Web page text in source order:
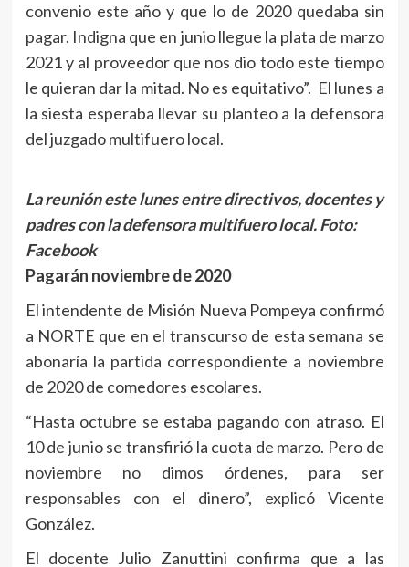
convenio este año y que lo de 2020 quedaba sin
pagar. Indigna que en junio llegue la plata de marzo
2021 y al proveedor que nos dio todo este tiempo
le quieran dar la mitad. No es equitativo”. El lunes a
la siesta esperaba llevar su planteo a la defensora
del juzgado multifuero local.
La reunión este lunes entre directivos, docentes y
padres con la defensora multifuero local.Foto:
Facebook
Pagarán noviembre de 2020
El intendente de Misión Nueva Pompeya confirmó
a NORTE que en el transcurso de esta semana se
abonaría la partida correspondiente a noviembre
de 2020 de comedores escolares.
“Hasta octubre se estaba pagando con atraso. El
10 de junio se transfirió la cuota de marzo. Pero de
noviembre no dimos órdenes, para ser
responsables con el dinero”, explicó Vicente
González.
El docente Julio Zanuttini confirma que a las